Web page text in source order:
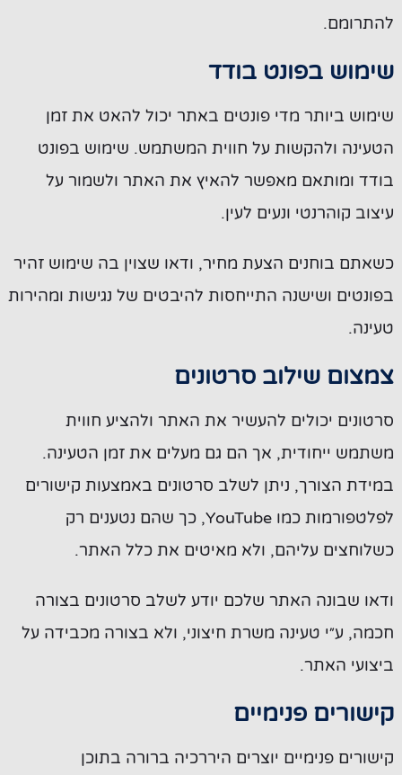
להתרומם.
שימוש בפונט בודד
שימוש ביותר מדי פונטים באתר יכול להאט את זמן
הטעינה ולהקשות על חווית המשתמש. שימוש בפונט
בודד ומותאם מאפשר להאיץ את האתר ולשמור על
עיצוב קוהרנטי ונעים לעין.
כשאתם בוחנים הצעת מחיר, ודאו שצוין בה שימוש זהיר
בפונטים ושישנה התייחסות להיבטים של נגישות ומהירות
טעינה.
צמצום שילוב סרטונים
סרטונים יכולים להעשיר את האתר ולהציע חווית
משתמש ייחודית, אך הם גם מעלים את זמן הטעינה.
במידת הצורך, ניתן לשלב סרטונים באמצעות קישורים
לפלטפורמות כמו YouTube, כך שהם נטענים רק
כשלוחצים עליהם, ולא מאיטים את כלל האתר.
ודאו שבונה האתר שלכם יודע לשלב סרטונים בצורה
חכמה, ע״י טעינה משרת חיצוני, ולא בצורה מכבידה על
ביצועי האתר.
קישורים פנימיים
קישורים פנימיים יוצרים היררכיה ברורה בתוכן